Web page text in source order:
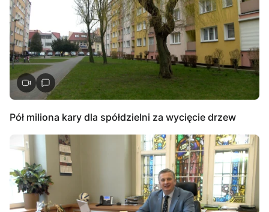
Pół miliona kary dla spółdzielni za wycięcie drzew